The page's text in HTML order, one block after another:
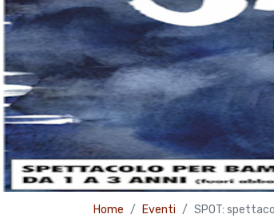
Home Eventi SPOT: